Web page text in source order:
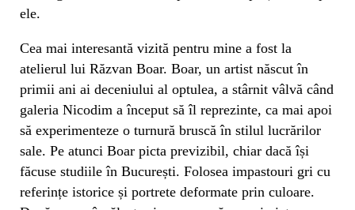
ele.
Cea mai interesantă vizită pentru mine a fost la
atelierul lui Răzvan Boar. Boar, un artist născut în
primii ani ai deceniului al optulea, a stârnit vâlvă când
galeria Nicodim a început să îl reprezinte, ca mai apoi
să experimenteze o turnură bruscă în stilul lucrărilor
sale. Pe atunci Boar picta previzibil, chiar dacă își
făcuse studiile în București. Folosea impastouri gri cu
referințe istorice și portrete deformate prin culoare.